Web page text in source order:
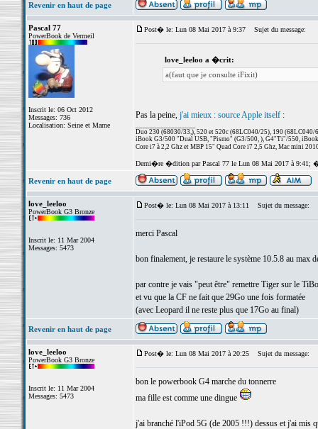
Revenir en haut de page
Pascal 77
PowerBook de Vermeil
Inscrit le: 06 Oct 2012
Messages: 736
Localisation: Seine et Marne
Post� le: Lun 08 Mai 2017 à 9:37 Sujet du message:
love_leeloo a �crit:
a(faut que je consulte iFixit)
Pas la peine, j'ai mieux : source Apple itself:
Duo 230 (68030/33,), 520 et 520c (68LC040/25), 190 (68LC040/
iBook G3/500 "Dual USB, "Pismo" (G3/500, ), G4"Ti"/550,
Core i7 à 2,2 Ghz et MBP 15" Quad Core i7 2,5 Ghz, Mac mini
Derni�re �dition par Pascal 77 le Lun 08 Mai 2017 à
Revenir en haut de page
love_leeloo
PowerBook G3 Bronze
Inscrit le: 11 Mar 2004
Messages: 5473
Post� le: Lun 08 Mai 2017 à 13:11 Sujet du message:
merci Pascal
bon finalement, je restaure le système 10.5.8 au max
par contre je vais "peut être" remettre Tiger sur le
et vu que la CF ne fait que 29Go une fois formatée
(avec Leopard il ne reste plus que 17Go au final)
Revenir en haut de page
love_leeloo
PowerBook G3 Bronze
Inscrit le: 11 Mar 2004
Messages: 5473
Post� le: Lun 08 Mai 2017 à 20:25 Sujet du message:
bon le powerbook G4 marche du tonnerre
ma fille est comme une dingue
j'ai branché l'iPod 5G (de 2005 !!!) dessus et j'ai mis